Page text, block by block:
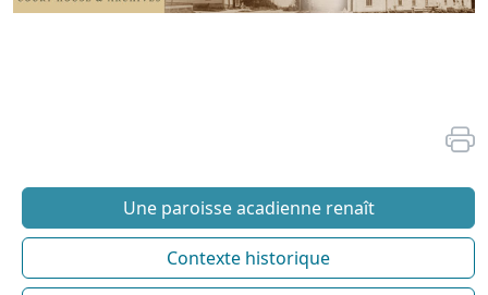
Une paroisse acadienne renaît
Contexte historique